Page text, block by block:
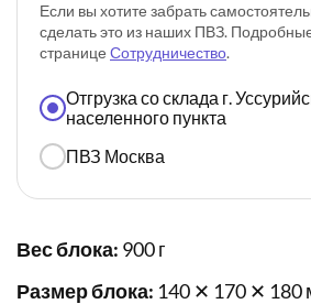
Если вы хотите забрать
сделать это из наших ПВЗ.
странице Сотрудничество.
Отгрузка со склада г.
населенного пункта
ПВЗ Москва
Вес блока: 900 г
Размер блока: 140 ✕ 170 ✕ 180